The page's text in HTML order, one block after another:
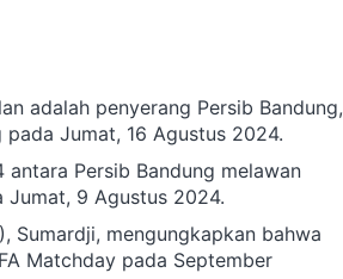
adalah penyerang Persib Bandung,
Jumat, 16 Agustus 2024.
Persib Bandung melawan
Jumat, 9 Agustus 2024.
Sumardji, mengungkapkan bahwa
Matchday pada September